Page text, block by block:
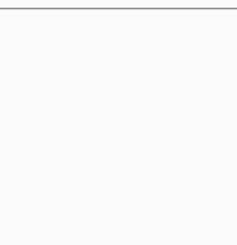
à Outremeuse.
de l’arc-en-ciel et